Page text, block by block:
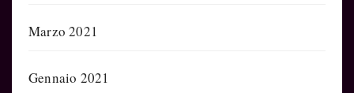
Marzo 2021
Gennaio 2021